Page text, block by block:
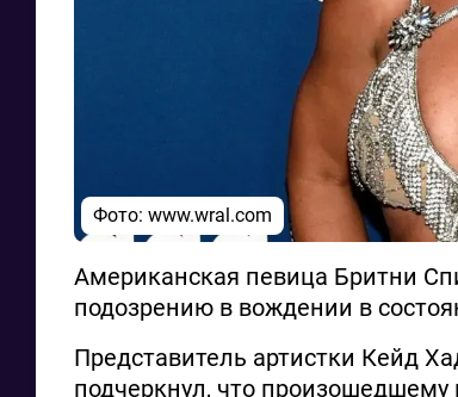
Фото: www.wral.com
Американская певица Бритни
подозрению в вождении в
Представитель артистки Кейд
подчеркнул, что